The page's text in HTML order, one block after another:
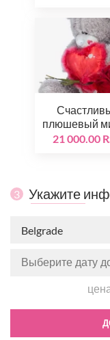
плюшевый
21 000.00
3 Укажите
Belgrade